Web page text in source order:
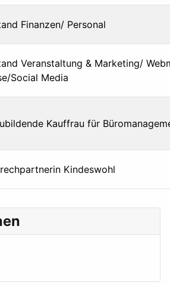
Finanzen/ Personal
Veranstaltung & Marketing/
Social Media
Kauffrau für
Kindeswohl